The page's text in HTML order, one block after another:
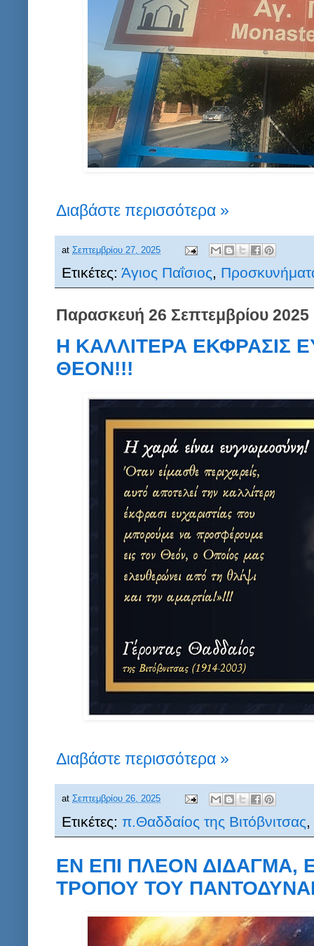
Διαβάστε περισσότερα »
at Σεπτεμβρίου 27, 2025
Ετικέτες: Άγιος Παΐσιος,
Παρασκευή 26 Σεπτεμβρίου 2025
Η ΚΑΛΛΙΤΕΡΑ ΕΚΦΡΑΣΙΣ
ΘΕΟΝ!!!
Διαβάστε περισσότερα »
at Σεπτεμβρίου 26, 2025
Ετικέτες: π.Θαδδαίος της Βιτόβνιτσας
ΕΝ ΕΠΙ ΠΛΕΟΝ ΔΙΔΑΓΜΑ,
ΤΡΟΠΟΥ ΤΟΥ